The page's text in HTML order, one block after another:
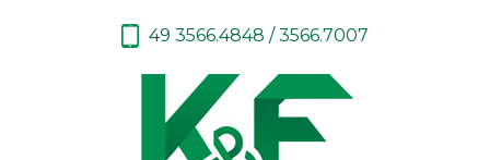
49 3566.4848 / 3566.7007